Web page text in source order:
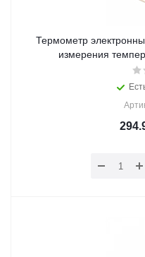
Термометр
измерения